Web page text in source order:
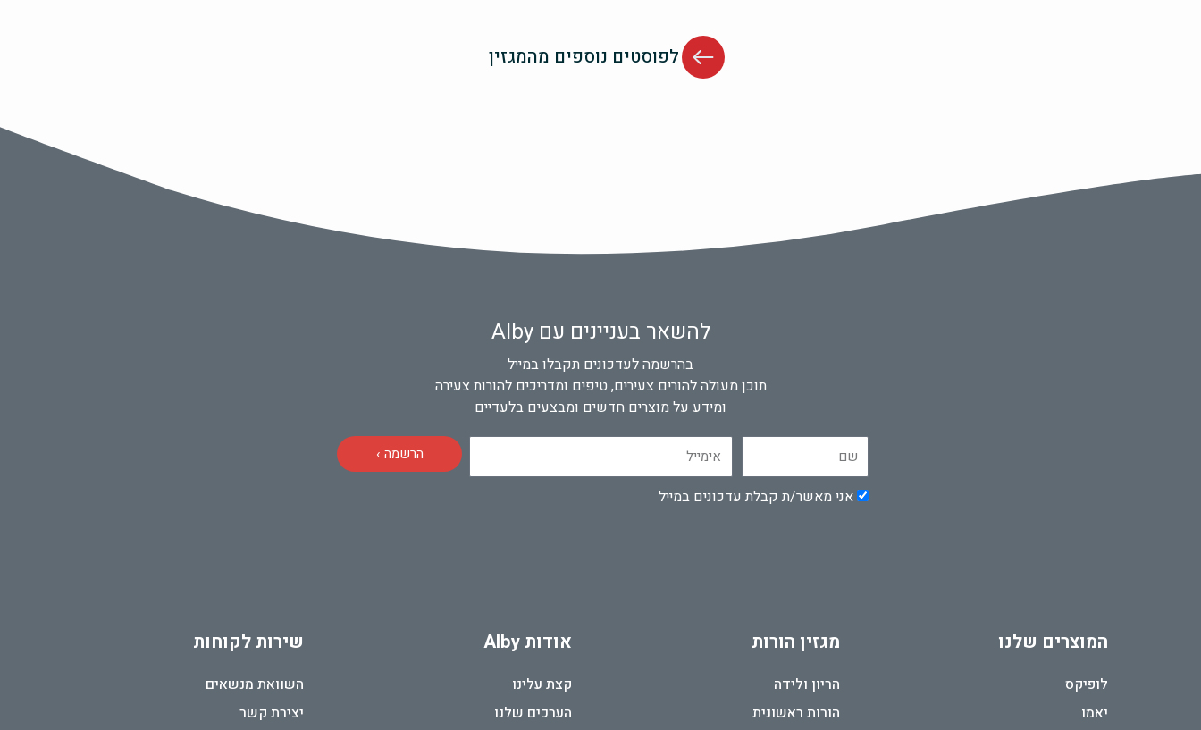
לפוסטים נוספים מהמגזין
להשאר בעניינים עם Alby
בהרשמה לעדכונים תקבלו במייל
תוכן מעולה להורים צעירים, טיפים ומדריכים להורות צעירה
ומידע על מוצרים חדשים ומבצעים בלעדיים
אישוראני מאשר/ת קבלת עדכונים במייל
הרשמה ›
המוצרים שלנו
לופיקס
יאמו
מגזין הורות
הריון ולידה
הורות ראשונית
אודות Alby
קצת עלינו
הערכים שלנו
שירות לקוחות
השוואת מנשאים
יצירת קשר